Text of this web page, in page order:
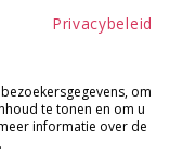
Privacybeleid
om
te tonen en om u
informatie over de